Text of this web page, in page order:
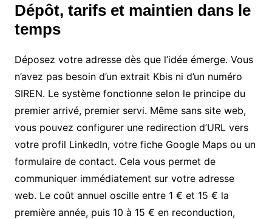
Dépôt, tarifs et maintien dans le
temps
Déposez votre adresse dès que l’idée émerge. Vous
n’avez pas besoin d’un extrait Kbis ni d’un numéro
SIREN. Le système fonctionne selon le principe du
premier arrivé, premier servi. Même sans site web,
vous pouvez configurer une redirection d’URL vers
votre profil LinkedIn, votre fiche Google Maps ou un
formulaire de contact. Cela vous permet de
communiquer immédiatement sur votre adresse
web. Le coût annuel oscille entre 1 € et 15 € la
première année, puis 10 à 15 € en reconduction,